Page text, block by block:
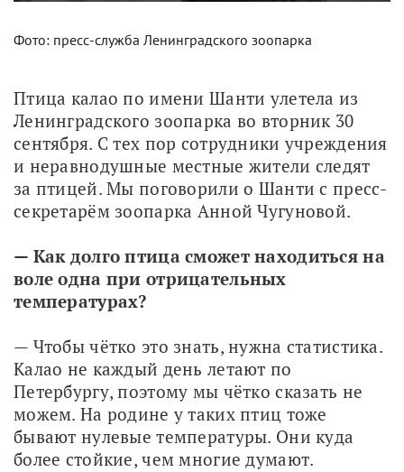
Фото: пресс-служба Ленинградского зоопарка
Птица калао по имени Шанти улетела из
Ленинградского зоопарка во вторник 30
сентября. С тех пор сотрудники учреждения
и неравнодушные местные жители следят
за птицей. Мы поговорили о Шанти с пресс-
секретарём зоопарка Анной Чугуновой.
— Как долго птица сможет находиться на
воле одна при отрицательных
температурах?
— Чтобы чётко это знать, нужна статистика.
Калао не каждый день летают по
Петербургу, поэтому мы чётко сказать не
можем. На родине у таких птиц тоже
бывают нулевые температуры. Они куда
более стойкие, чем многие думают.